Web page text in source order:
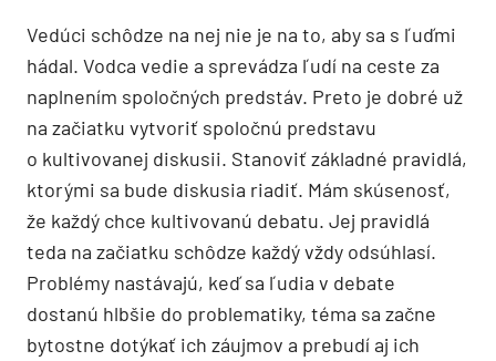
Vedúci schôdze na nej nie je na to, aby sa s ľuďmi
hádal. Vodca vedie a sprevádza ľudí na ceste za
naplnením spoločných predstáv. Preto je dobré už
na začiatku vytvoriť spoločnú predstavu
o kultivovanej diskusii. Stanoviť základné pravidlá,
ktorými sa bude diskusia riadiť. Mám skúsenosť,
že každý chce kultivovanú debatu. Jej pravidlá
teda na začiatku schôdze každý vždy odsúhlasí.
Problémy nastávajú, keď sa ľudia v debate
dostanú hlbšie do problematiky, téma sa začne
bytostne dotýkať ich záujmov a prebudí aj ich